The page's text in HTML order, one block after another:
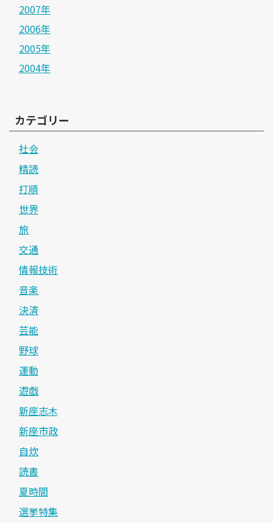
2007年
2006年
2005年
2004年
カテゴリー
社会
精読
打順
世界
旅
交通
情報技術
音楽
決済
芸能
野球
運動
遊戯
新座志木
新座市政
自炊
読書
夏時間
選挙特集